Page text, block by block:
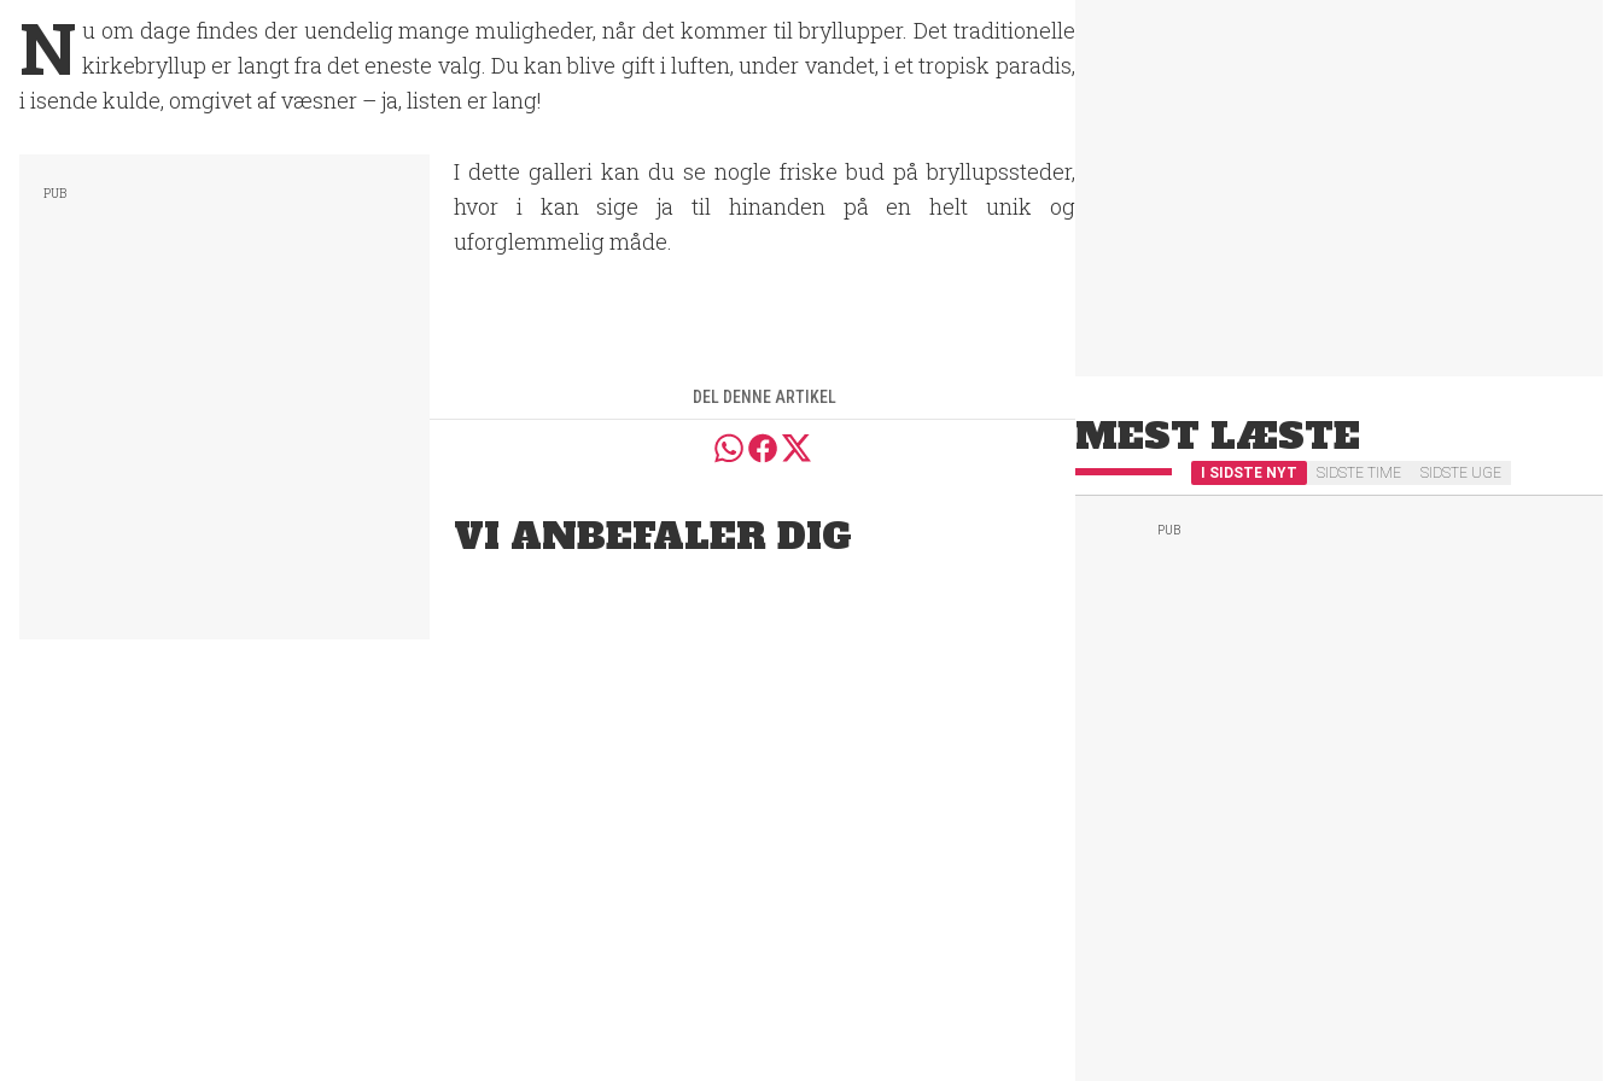
N u om dage findes der uendelig mange muligheder, når det kommer til bryllupper. Det traditionelle
kirkebryllup er langt fra det eneste valg. Du kan blive gift i luften, under vandet, i et tropisk paradis,
i isende kulde, omgivet af væsner – ja, listen er lang!
I dette galleri kan du se nogle friske bud på bryllupssteder,
hvor i kan sige ja til hinanden på en helt unik og
uforglemmelig måde.
DEL DENNE ARTIKEL
VI ANBEFALER DIG
MEST LÆSTE
I SIDSTE NYT SIDSTE TIME SIDSTE UGE